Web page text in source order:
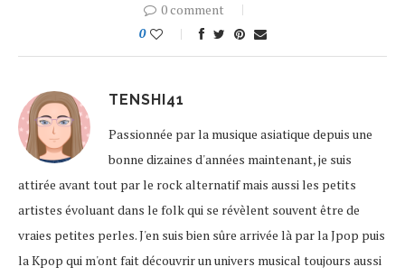
0 comment
0
TENSHI41
Passionnée par la musique asiatique depuis une
bonne dizaines d'années maintenant, je suis
attirée avant tout par le rock alternatif mais aussi les petits
artistes évoluant dans le folk qui se révèlent souvent être de
vraies petites perles. J'en suis bien sûre arrivée là par la Jpop puis
la Kpop qui m'ont fait découvrir un univers musical toujours aussi